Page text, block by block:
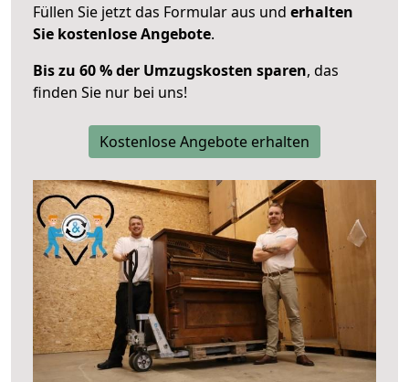
Füllen Sie jetzt das Formular aus und erhalten
Sie kostenlose Angebote.
Bis zu 60 % der Umzugskosten sparen, das
finden Sie nur bei uns!
Kostenlose Angebote erhalten